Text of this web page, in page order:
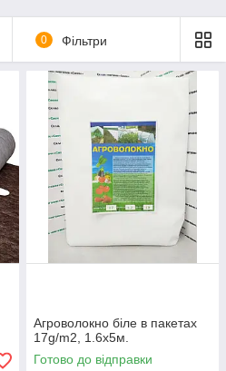
0 Фільтри
Агроволокно біле в пакетах
17g/m2, 1.6х5м.
Готово до відправки